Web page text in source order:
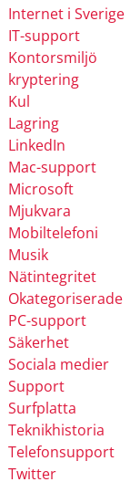
Internet i Sverige
IT-support
Kontorsmiljö
kryptering
Kul
Lagring
LinkedIn
Mac-support
Microsoft
Mjukvara
Mobiltelefoni
Musik
Nätintegritet
Okategoriserade
PC-support
Säkerhet
Sociala medier
Support
Surfplatta
Teknikhistoria
Telefonsupport
Twitter